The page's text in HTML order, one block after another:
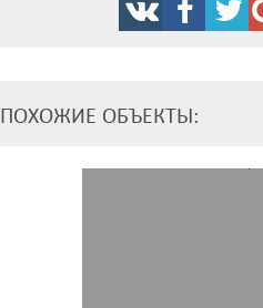
ПОХОЖИЕ ОБЪЕКТЫ: